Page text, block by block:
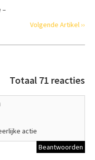
–
Volgende Artikel ››
Totaal 71 reacties
actie
Beantwoorden